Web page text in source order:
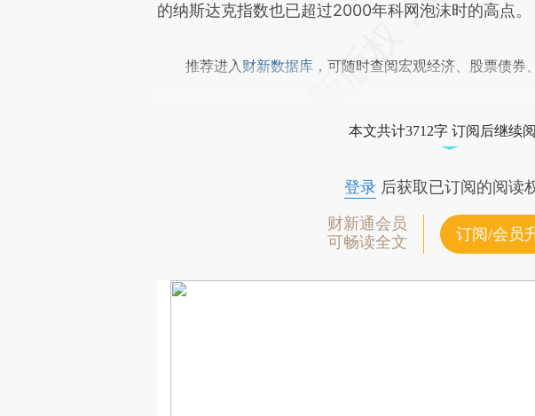
的纳斯达克指数也已超过2000年科网泡沫时的高点。
推荐进入 财新数据库 ，可随时查阅宏观经济、股票债券
本文共计3712字 订阅后继续
登录后获取已订阅的阅读
财新通会员
可畅读全文
订阅/会员